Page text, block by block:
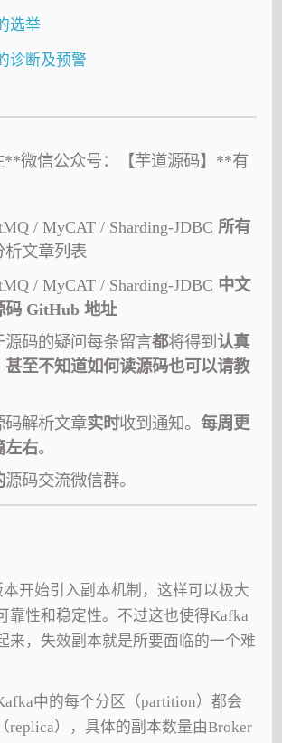
选举
诊断及预警
**微信公众号：【芋道源码】**有
/ MyCAT / Sharding-JDBC 所有
析文章列表
/ MyCAT / Sharding-JDBC 中文
码 GitHub 地址
源码的疑问每条留言都将得到 认真
甚至不知道如何读源码也可以请教
码解析文章实时收到通知。每周更
左右。
源码交流微信群。
开始引入副本机制，这样可以极大
靠性和稳定性。不过这也使得Kafka
来，失效副本就是所要面临的一个难
中的每个分区（partition）都会
replica），具体的副本数量由Broker